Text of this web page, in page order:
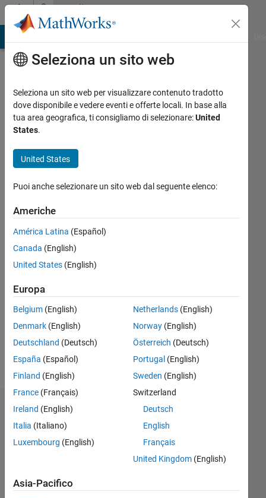
Vai al contenutoCommunity
Profile
Kye
Taylor
Attivo
Messaggio
Professional
Interests:
Mathematics
and
statistics
Dashboard
Seleziona un sito web
Seleziona un sito web per visualizzare contenuto tradotto
dove disponibile e vedere eventi e offerte locali. In base alla
tua area geografica, ti consigliamo di selezionare:United
States.
United States
Puoi anche selezionare un sito web dal seguente elenco:
Americhe
América Latina (Español)
Canada (English)
United States (English)
Europa
Belgium (English)
Denmark (English)
Deutschland (Deutsch)
España (Español)
Finland (English)
France (Français)
Ireland (English)
Italia (Italiano)
Luxembourg (English)
Netherlands(English)
Norway(English)
Österreich (Deutsch)
Portugal (English)
Sweden (English)
Switzerland
Deutsch
English
Français
United Kingdom(English)
Asia-Pacifico